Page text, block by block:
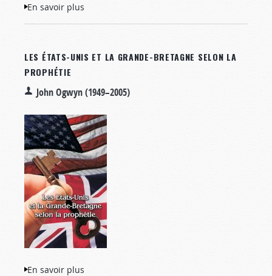
En savoir plus
LES ÉTATS-UNIS ET LA GRANDE-BRETAGNE SELON LA
PROPHÉTIE
John Ogwyn (1949–2005)
En savoir plus